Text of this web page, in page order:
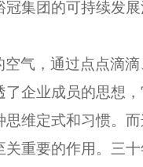
集团的可持续发
气，通过点点滴
企业成员的思想
维定式和习惯。
关重要的作用。三